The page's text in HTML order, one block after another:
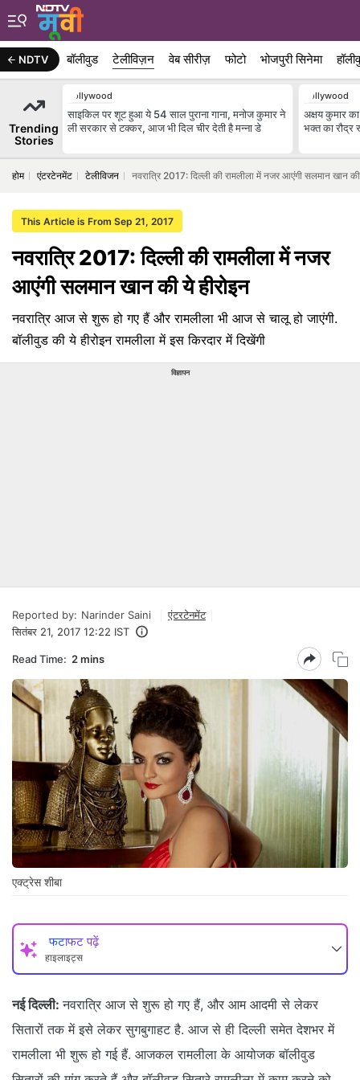
NDTV बॉलीवुड टेलीविज़न वेब सीरीज़ फोटो भोजपुरी सिनेमा
Trending
Stories
Bollywood
साइकिल पर शूट हुआ ये 54 साल पुराना गाना, मनोज कुमार ने
ली सरकार से टक्कर, आज भी दिल चीर देती है मन्ना डे
Bollywood
अक्षय कुमार
भक्त का रौद्र
होम एंटरटेनमेंट टेलीविजन नवरात्रि 2017: दिल्ली की रामलीला में नजर आएंगी सलमान खान की
This Article is From Sep 21, 2017
नवरात्रि 2017: दिल्ली की रामलीला में नजर
आएंगी सलमान खान की ये हीरोइन
नवरात्रि आज से शुरू हो गए हैं और रामलीला भी आज से चालू हो जाएंगी.
बॉलीवुड की ये हीरोइन रामलीला में इस किरदार में दिखेंगी
विज्ञापन
Reported by: Narinder Saini
एंटरटेनमेंट
सितंबर 21, 2017 12:22 IST
Read Time: 2 mins
एक्ट्रेस शीबा
फटाफट पढ़ें
हाइलाइट्स
नई दिल्ली: नवरात्रि आज से शुरू हो गए हैं, और आम आदमी से लेकर
सितारों तक में इसे लेकर सुगबुगाहट है. आज से ही दिल्ली समेत देशभर में
रामलीला भी शुरू हो गई हैं. आजकल रामलीला के आयोजक बॉलीवुड